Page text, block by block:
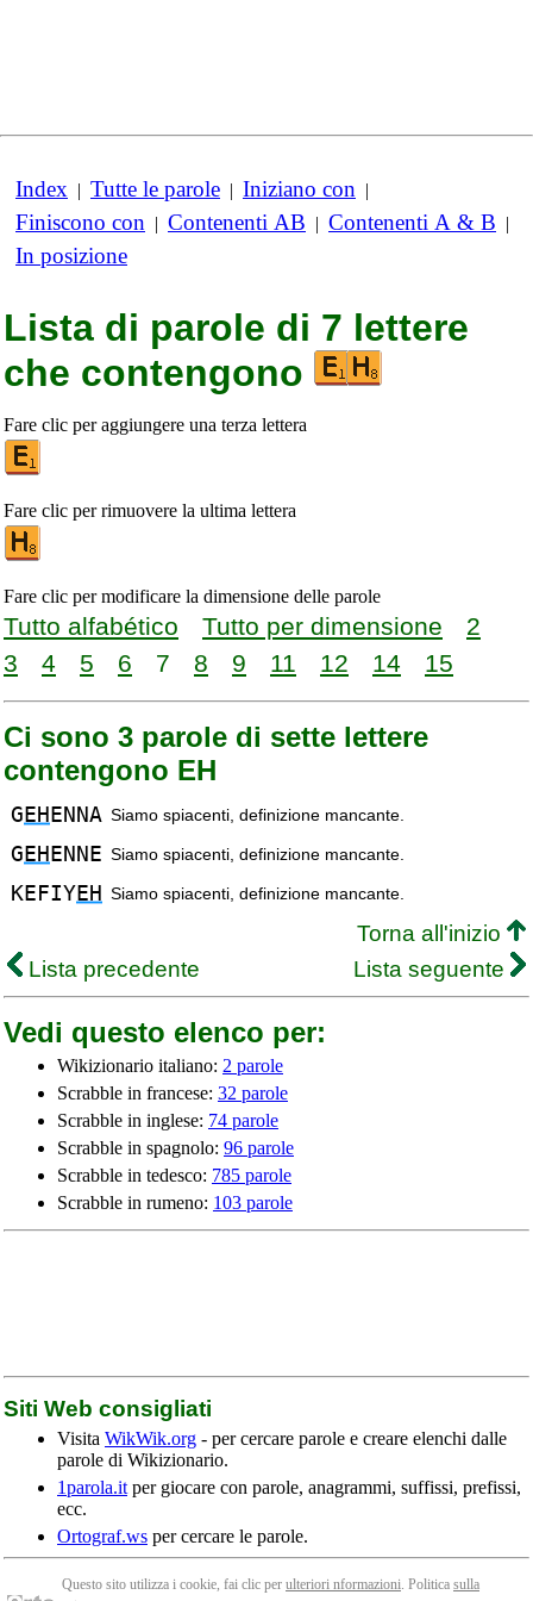
Index | Tutte le parole | Iniziano con |
Finiscono con | Contenenti AB | Contenenti A & B |
In posizione
Lista di parole di 7 lettere
che contengono
Fare clic per aggiungere una terza lettera
Fare clic per rimuovere la ultima lettera
Fare clic per modificare la dimensione delle parole
Tutto alfabético Tutto per dimensione
2
3
4 5 6 7 8 9 11 12 14 15
Ci sono 3 parole di sette lettere
contengono EH
G EH ENNA Siamo spiacenti, definizione mancante.
G EH ENNE Siamo spiacenti, definizione mancante.
KEFIYEH Siamo spiacenti, definizione mancante.
Torna all'inizio
Lista precedente
Lista seguente
Vedi questo elenco per:
Wikizionario italiano: 2 parole
Scrabble in francese: 32 parole
Scrabble in inglese: 74 parole
Scrabble in spagnolo: 96 parole
Scrabble in tedesco: 785 parole
Scrabble in rumeno: 103 parole
Siti Web consigliati
Visita WikWik.org - per cercare parole e creare elenchi dalle
parole di Wikizionario.
1parola.it per giocare con parole, anagrammi, suffissi, prefissi,
ecc.
Ortograf.ws per cercare le parole.
Questo sito utilizza i cookie, fai clic per ulteriori nformazioni. Politica sulla